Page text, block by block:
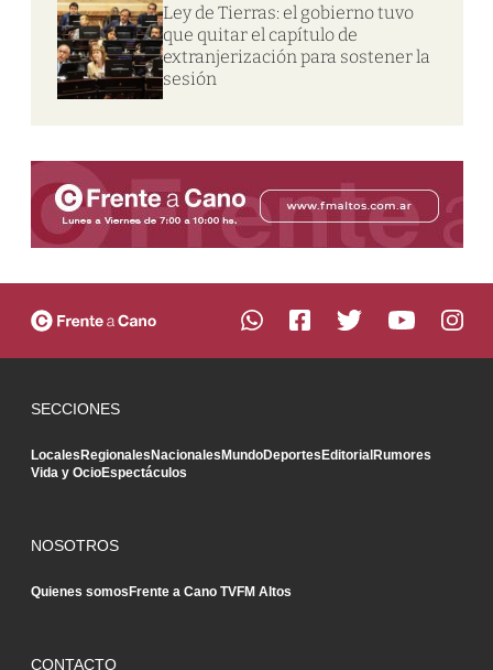
Ley de Tierras: el gobierno tuvo
que quitar el capítulo de
extranjerización para sostener la
sesión
SECCIONES
LocalesRegionalesNacionalesMundoDeportesEditorialRumores
Vida y OcioEspectáculos
NOSOTROS
Quienes somosFrente a Cano TVFM Altos
CONTACTO